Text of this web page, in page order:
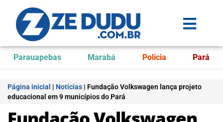
Parauapebas Marabá Polícia Pará
Página inicial | Notícias | Fundação Volkswagen lança projeto
educacional em 9 municípios do Pará